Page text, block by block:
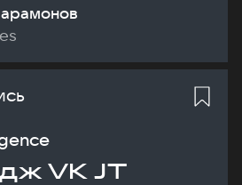
VK JT